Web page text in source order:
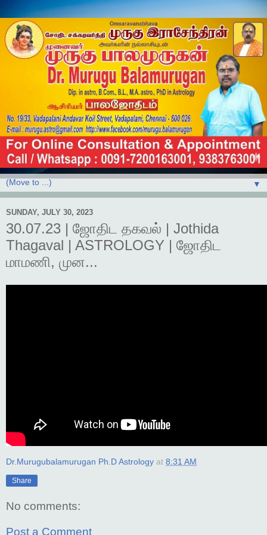
▼
SUNDAY, JULY 30, 2023
30.07.23 | ஜோதிட தகவல் | Jothida
Thagaval | ASTROLOGY | ஜோதிட
மாமணி, முன...
Dr.Murugubalamurugan Ph.D Astrology at 8:31 AM
Share
No comments:
Post a Comment